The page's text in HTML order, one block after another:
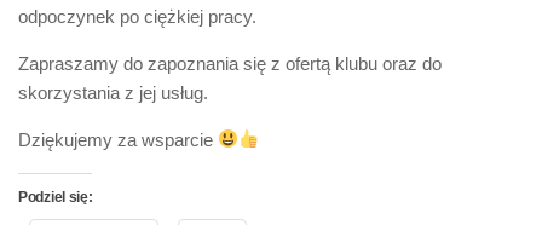
odpoczynek po ciężkiej pracy.
Zapraszamy do zapoznania się z ofertą klubu oraz do
skorzystania z jej usług.
Dziękujemy za wsparcie
Podziel się: